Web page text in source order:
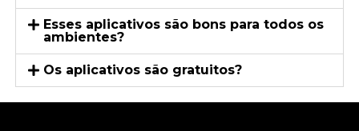
Esses aplicativos são bons para todos os
ambientes?
Os aplicativos são gratuitos?